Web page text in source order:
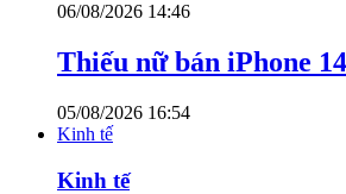
06/08/2026 14:46
Thiếu nữ bán iPhone
05/08/2026 16:54
Kinh tế
Kinh tế